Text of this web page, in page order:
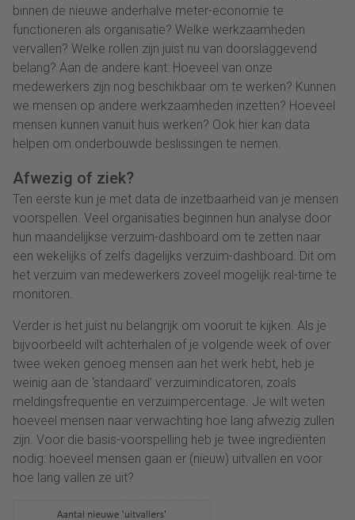
binnen de nieuwe anderhalve meter-economie te
functioneren als organisatie? Welke werkzaamheden
vervallen? Welke rollen zijn juist nu van doorslaggevend
belang? Aan de andere kant: Hoeveel van onze
medewerkers zijn nog beschikbaar om te werken? Kunnen
we mensen op andere werkzaamheden inzetten? Hoeveel
mensen kunnen vanuit huis werken? Ook hier kan data
helpen om onderbouwde beslissingen te nemen.
Afwezig of ziek?
Ten eerste kun je met data de inzetbaarheid van je mensen
voorspellen. Veel organisaties beginnen hun analyse door
hun maandelijkse verzuim-dashboard om te zetten naar
een wekelijks of zelfs dagelijks verzuim-dashboard. Dit om
het verzuim van medewerkers zoveel mogelijk real-time te
monitoren.
Verder is het juist nu belangrijk om vooruit te kijken. Als je
bijvoorbeeld wilt achterhalen of je volgende week of over
twee weken genoeg mensen aan het werk hebt, heb je
weinig aan de ‘standaard’ verzuimindicatoren, zoals
meldingsfrequentie en verzuimpercentage. Je wilt weten
hoeveel mensen naar verwachting hoe lang afwezig zullen
zijn. Voor die basis-voorspelling heb je twee ingrediënten
nodig: hoeveel mensen gaan er (nieuw) uitvallen en voor
hoe lang vallen ze uit?